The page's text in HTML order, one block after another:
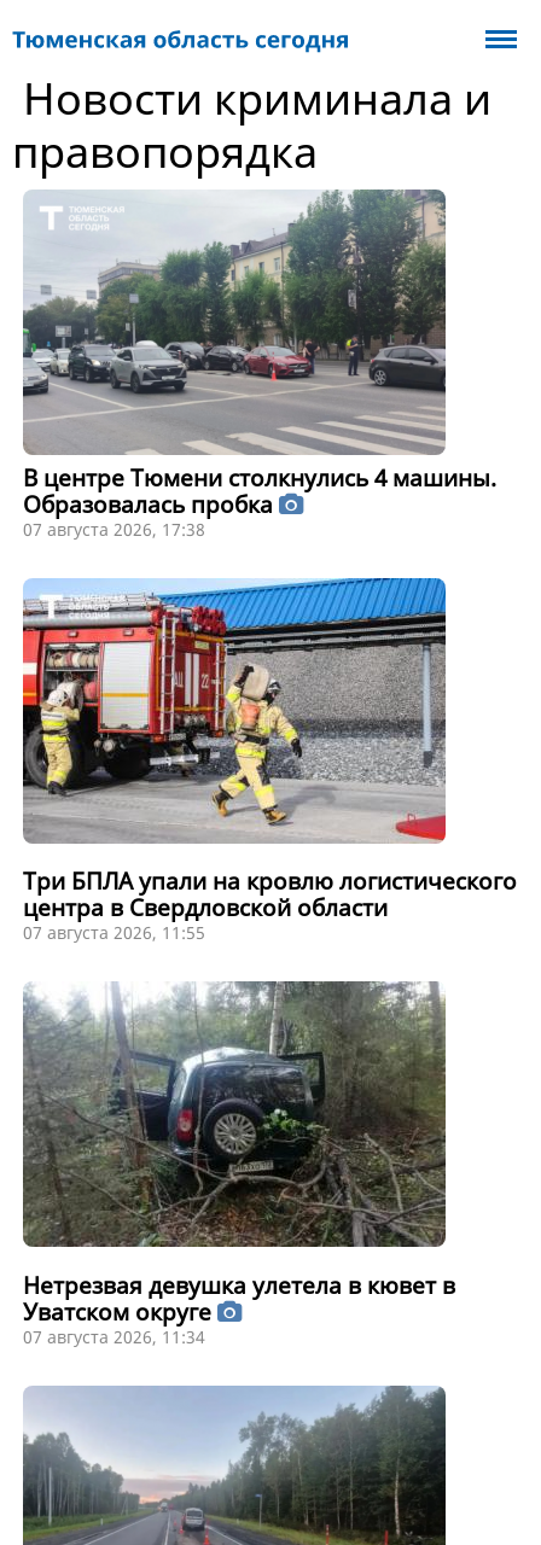
Новости криминала и
правопорядка
В центре Тюмени столкнулись 4 машины.
Образовалась пробка
07 августа 2026, 17:38
Три БПЛА упали на кровлю логистического
центра в Свердловской области
07 августа 2026, 11:55
Нетрезвая девушка улетела в кювет в
Уватском округе
07 августа 2026, 11:34